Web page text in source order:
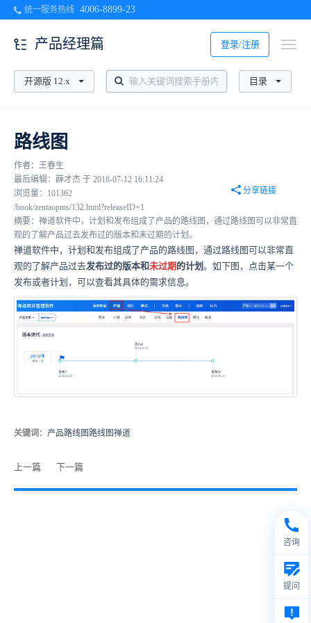
统一服务热线 4006-8899-23
登录/注册
产品经理篇
开源版 12.x 目录
路线图
作者：王春生
最后编辑：薛才杰 于 2018-07-12 16:11:24
浏览量：101362
分享链接
/book/zentaopms/132.html?releaseID=1
摘要：禅道软件中，计划和发布组成了产品的路线图，通过路线图可以非常直
观的了解产品过去发布过的版本和未过期的计划。
禅道软件中，计划和发布组成了产品的路线图，通过路线图可以非常直
观的了解产品过去发布过的版本和未过期 的计划 。如下图，点击某一个
发布或者计划，可以查看其具体的需求信息。
关键词 ：产品路线图路线图禅道
上一篇 下一篇
咨询
提问